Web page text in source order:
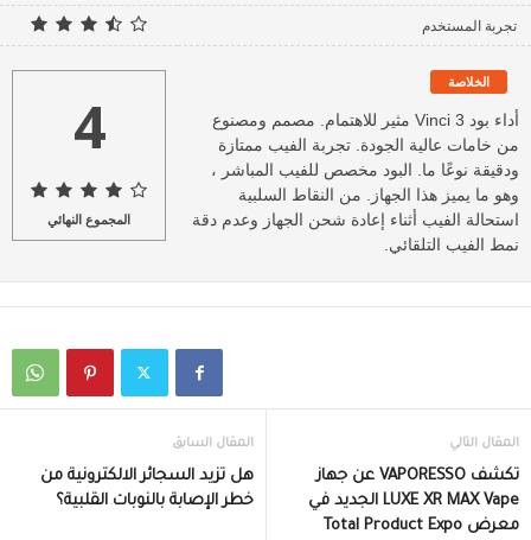
تجربة المستخدم
الخلاصة
أداء بود Vinci 3 مثير للاهتمام. مصمم ومصنوع
من خامات عالية الجودة. تجربة الفيب ممتازة
ودقيقة نوعًا ما. البود مخصص للفيب المباشر ،
وهو ما يميز هذا الجهاز. من النقاط السلبية
استحالة الفيب أثناء إعادة شحن الجهاز وعدم دقة
نمط الفيب التلقائي.
4
المجموع النهائي
المقال السابق
هل تزيد السجائر الالكترونية من
خطر الإصابة بالنوبات القلبية؟
المقال التالي
تكشف VAPORESSO عن جهاز
LUXE XR MAX Vape الجديد في
معرض Total Product Expo